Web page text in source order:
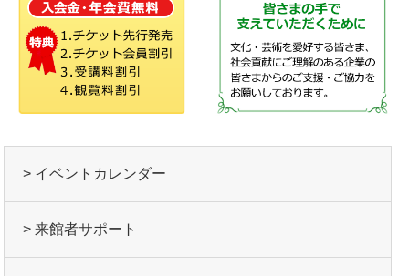
> イベントカレンダー
> 来館者サポート